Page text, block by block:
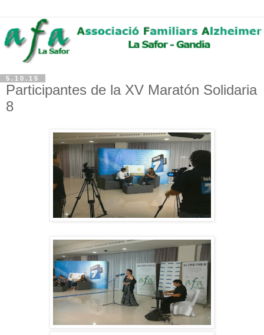
5.10.15
Participantes de la XV Maratón Solidaria
8